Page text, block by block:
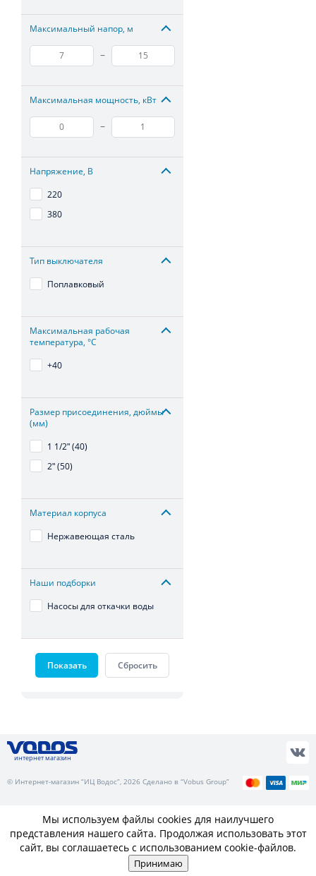
Максимальный напор, м
–
Максимальная мощность, кВт
–
Напряжение, В
220
380
Тип выключателя
Поплавковый
Максимальная рабочая
температура, °С
+40
Размер присоединения, дюймы
(мм)
1 1/2ʺ (40)
2ʺ (50)
Материал корпуса
Нержавеющая сталь
Наши подборки
Насосы для откачки воды
Показать Сбросить
интернет магазин
© Интернет-магазин “ИЦ Водос”, 2026 Сделано в “Vobus Group”
Мы используем файлы cookies для наилучшего
представления нашего сайта. Продолжая использовать этот
сайт, вы соглашаетесь с использованием cookie-файлов.
Принимаю